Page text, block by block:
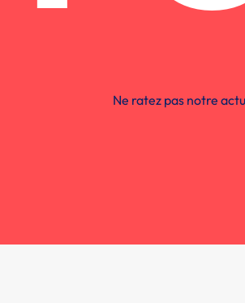
Ne ratez pas notre